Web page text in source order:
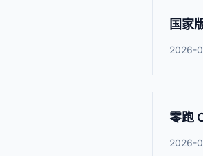
国家
2026-
零跑
2026-